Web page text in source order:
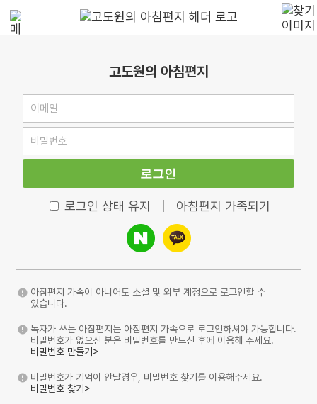
고도원의 아침편지
로그인
로그인 상태 유지 아침편지 가족되기
아침편지 가족이 아니어도 소셜 및 외부 계정으로 로그인할 수
있습니다.
독자가 쓰는 아침편지는 아침편지 가족으로 로그인하셔야 가능합니다.
비밀번호가 없으신 분은 비밀번호를 만드신 후에 이용해 주세요.
비밀번호 만들기>
비밀번호가 기억이 안날경우, 비밀번호 찾기를 이용해주세요.
비밀번호 찾기>